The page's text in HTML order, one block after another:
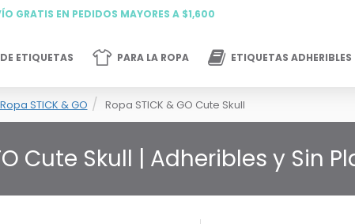
GRATIS EN PEDIDOS MAYORES A $1,600
ETIQUETAS PARA LA ROPA ETIQUETAS ADHERIBLES
STICK & GO Ropa STICK & GO Cute Skull
Cute Skull | Adheribles y Sin